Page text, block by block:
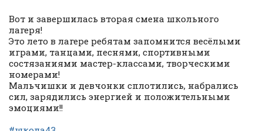
Вот и завершилась вторая смена школьного
лагеря!
Это лето в лагере ребятам запомнится весёлыми
играми, танцами, песнями, спортивными
состязаниями мастер-классами, творческими
номерами!
Мальчишки и девчонки сплотились, набрались
сил, зарядились энергией и положительными
эмоциями!!